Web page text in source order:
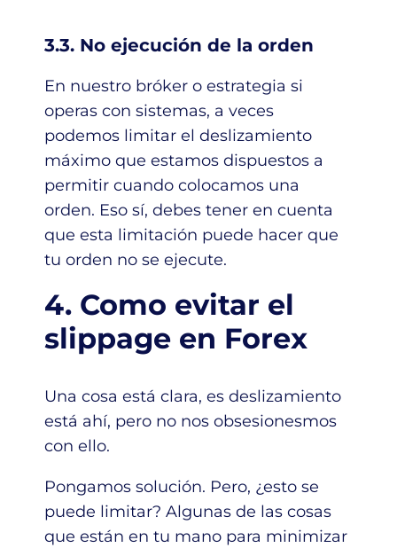
3.3. No ejecución de la orden
En nuestro bróker o estrategia si
operas con sistemas, a veces
podemos limitar el deslizamiento
máximo que estamos dispuestos a
permitir cuando colocamos una
orden. Eso sí, debes tener en cuenta
que esta limitación puede hacer que
tu orden no se ejecute.
4. Como evitar el
slippage en Forex
Una cosa está clara, es deslizamiento
está ahí, pero no nos obsesionesmos
con ello.
Pongamos solución. Pero, ¿esto se
puede limitar? Algunas de las cosas
que están en tu mano para minimizar